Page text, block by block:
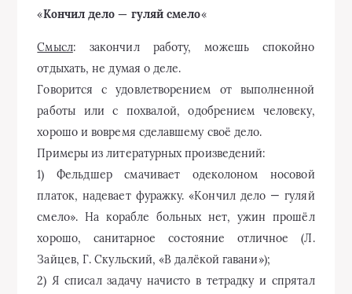
«Кончил дело — гуляй смело«
Смысл: закончил работу, можешь спокойно
отдыхать, не думая о деле.
Говорится с удовлетворением от выполненной
работы или с похвалой, одобрением человеку,
хорошо и вовремя сделавшему своё дело.
Примеры из литературных произведений:
1) Фельдшер смачивает одеколоном носовой
платок, надевает фуражку. «Кончил дело — гуляй
смело». На корабле больных нет, ужин прошёл
хорошо, санитарное состояние отличное (Л.
Зайцев, Г. Скульский, «В далёкой гавани»);
2) Я списал задачу начисто в тетрадку и спрятал